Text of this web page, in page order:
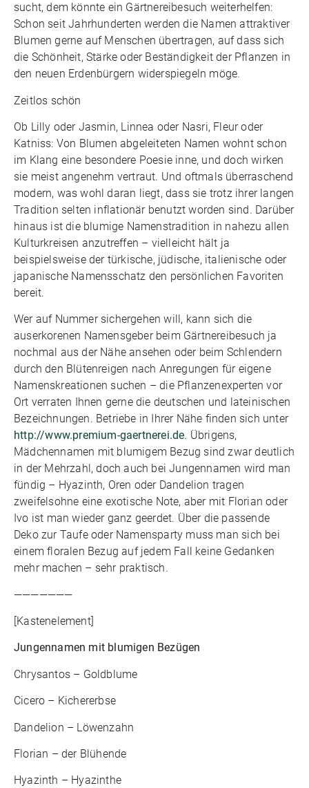
sucht, dem könnte ein Gärtnereibesuch weiterhelfen:
Schon seit Jahrhunderten werden die Namen attraktiver
Blumen gerne auf Menschen übertragen, auf dass sich
die Schönheit, Stärke oder Beständigkeit der Pflanzen in
den neuen Erdenbürgern widerspiegeln möge.
Zeitlos schön
Ob Lilly oder Jasmin, Linnea oder Nasri, Fleur oder
Katniss: Von Blumen abgeleiteten Namen wohnt schon
im Klang eine besondere Poesie inne, und doch wirken
sie meist angenehm vertraut. Und oftmals überraschend
modern, was wohl daran liegt, dass sie trotz ihrer langen
Tradition selten inflationär benutzt worden sind. Darüber
hinaus ist die blumige Namenstradition in nahezu allen
Kulturkreisen anzutreffen – vielleicht hält ja
beispielsweise der türkische, jüdische, italienische oder
japanische Namensschatz den persönlichen Favoriten
bereit.
Wer auf Nummer sichergehen will, kann sich die
auserkorenen Namensgeber beim Gärtnereibesuch ja
nochmal aus der Nähe ansehen oder beim Schlendern
durch den Blütenreigen nach Anregungen für eigene
Namenskreationen suchen – die Pflanzenexperten vor
Ort verraten Ihnen gerne die deutschen und lateinischen
Bezeichnungen. Betriebe in Ihrer Nähe finden sich unter
http://www.premium-gaertnerei.de. Übrigens,
Mädchennamen mit blumigem Bezug sind zwar deutlich
in der Mehrzahl, doch auch bei Jungennamen wird man
fündig – Hyazinth, Oren oder Dandelion tragen
zweifelsohne eine exotische Note, aber mit Florian oder
Ivo ist man wieder ganz geerdet. Über die passende
Deko zur Taufe oder Namensparty muss man sich bei
einem floralen Bezug auf jedem Fall keine Gedanken
mehr machen – sehr praktisch.
———————
[Kastenelement]
Jungennamen mit blumigen Bezügen
Chrysantos – Goldblume
Cicero – Kichererbse
Dandelion – Löwenzahn
Florian – der Blühende
Hyazinth – Hyazinthe